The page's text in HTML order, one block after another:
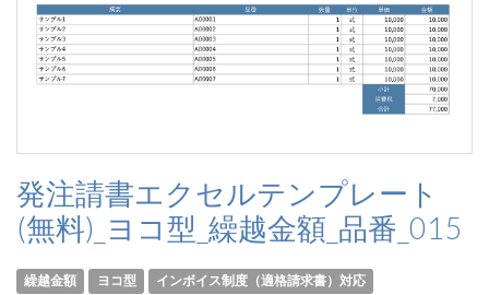
発注請書エクセルテンプレート
(無料)_ヨコ型_繰越金額_品番_015
繰越金額 ヨコ型 インボイス制度（適格請求書）対応